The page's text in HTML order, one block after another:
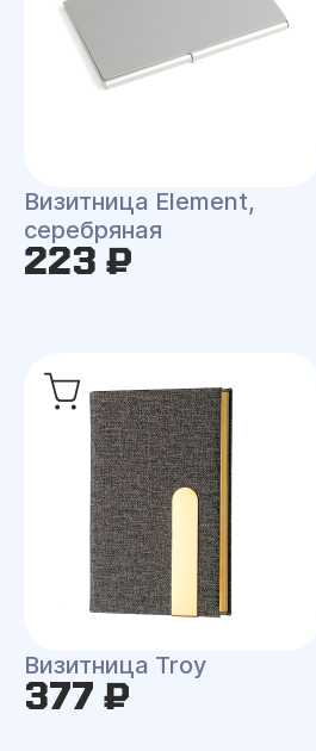
Визитница Element,
серебряная
223 ₽
Визитница Troy
377 ₽